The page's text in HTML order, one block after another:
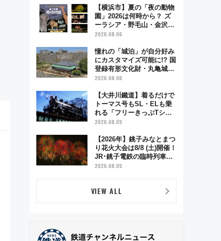
YouTubeが公開に
【横浜市】夏の「夜の動物
園」2026は何時から？ ズ
ーラシア・野毛山・金沢の
電車アクセスや見どころ、
2026.08.06
憧れの「城泊」が自分好み
にカスタマイズ可能に!? 国
登録有形文化財・丸亀城
「延寿閣別館」にオーダー
生！
2026.08.06
【大井川鐵道】着るだけで
トーマス号もSL・ELも乗
れる「フリーきっぷTシャ
ツ」8月6日より受注販売
2026.08.05
【2026年】銚子みなとまつ
り花火大会は8/8 (土)開催！
JR･銚子電鉄の臨時列車や
アクセス情報、利根川に咲
2026.08.05
VIEW ALL